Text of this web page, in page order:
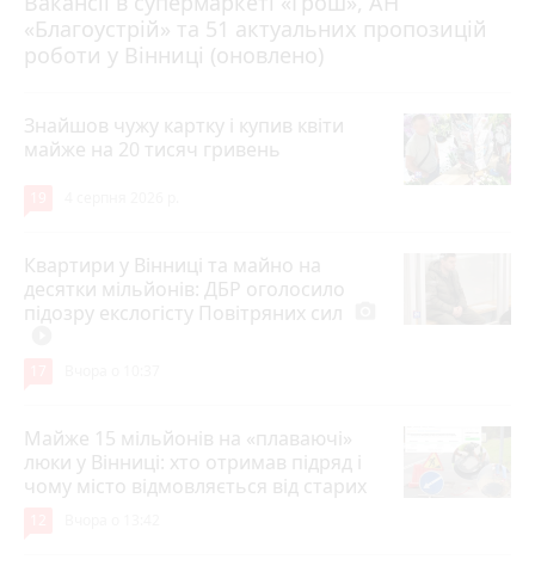
«Благоустрій» та 51 актуальних пропозицій
роботи у Вінниці (оновлено)
Знайшов чужу картку і купив квіти
майже на 20 тисяч гривень
Квартири у Вінниці та майно на
десятки мільйонів: ДБР оголосило
підозру екслогісту Повітряних сил
Майже 15 мільйонів на «плаваючі»
люки у Вінниці: хто отримав підряд і
чому місто відмовляється від старих